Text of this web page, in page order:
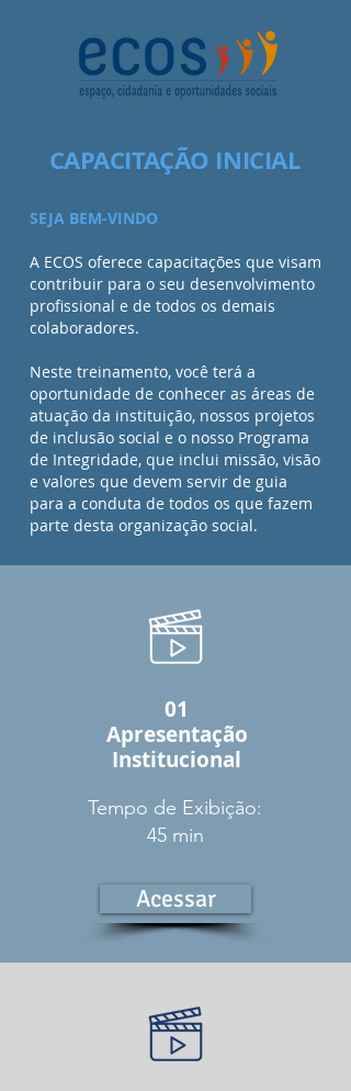
CAPACITAÇÃO INICIAL
SEJA BEM-VINDO
A ECOS oferece capacitações que visam
contribuir para o seu desenvolvimento
profissional e de todos os demais
colaboradores.
Neste treinamento, você terá a
oportunidade de conhecer as áreas de
atuação da instituição, nossos projetos
de inclusão social e o nosso Programa
de Integridade, que inclui missão, visão
e valores que devem servir de guia
para a conduta de todos os que fazem
parte desta organização social.
01
Apresentação
Institucional
Tempo de Exibição:
45 min
Acessar